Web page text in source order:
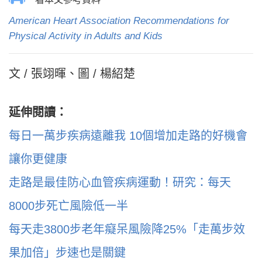
American Heart Association Recommendations for
Physical Activity in Adults and Kids
文 / 張翊暉、圖 / 楊紹楚
延伸閱讀：
每日一萬步疾病遠離我 10個增加走路的好機會
讓你更健康
走路是最佳防心血管疾病運動！研究：每天
8000步死亡風險低一半
每天走3800步老年癡呆風險降25%「走萬步效
果加倍」步速也是關鍵